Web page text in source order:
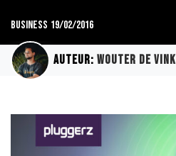
Business 19/02/2016
Auteur: Wouter de Vink